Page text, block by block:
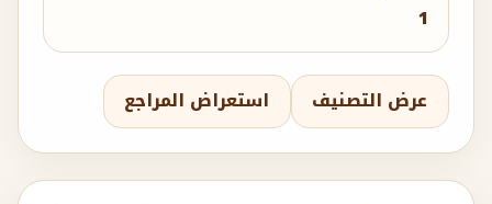
1
عرض التصنيف استعراض المراجع